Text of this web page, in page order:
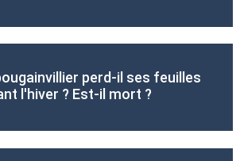
perd-il ses feuilles
l'hiver ? Est-il mort ?